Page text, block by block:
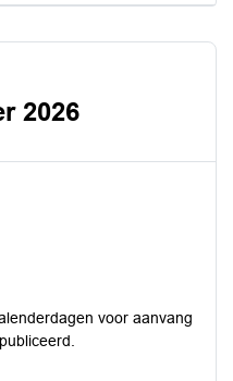
2026
voor aanvang